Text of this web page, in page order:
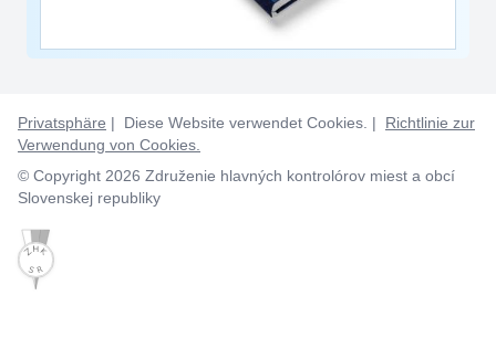
Privatsphäre | Diese Website verwendet Cookies. | Richtlinie zur
Verwendung von Cookies.
© Copyright 2026 Združenie hlavných kontrolórov miest a obcí
Slovenskej republiky